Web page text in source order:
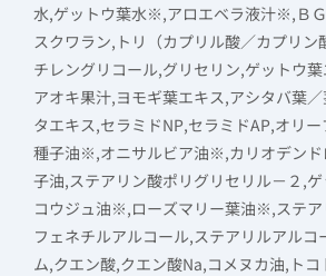
水,ゲットウ葉水※,アロエベラ液汁※,Ｂ
スクワラン,トリ（カプリル酸／カプリン
チレングリコール,グリセリン,ゲットウ
アオキ果汁,ヨモギ葉エキス,アシタバ葉
タエキス,セラミドNP,セラミドAP,オリ
種子油※,オニサルビア油※,カリオデンド
子油,ステアリン酸ポリグリセリル－２,
コウジュ油※,ローズマリー葉油※,ステア
フェネチルアルコール,ステアリルアルコ
ム,クエン酸,クエン酸Na,コメヌカ油,ト